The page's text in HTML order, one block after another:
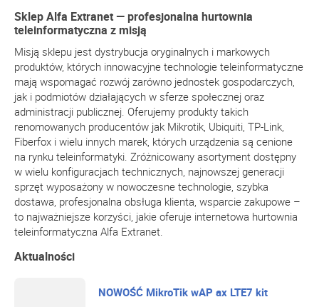
Sklep Alfa Extranet — profesjonalna hurtownia
teleinformatyczna z misją
Misją sklepu jest dystrybucja oryginalnych i markowych
produktów, których innowacyjne technologie teleinformatyczne
mają wspomagać rozwój zarówno jednostek gospodarczych,
jak i podmiotów działających w sferze społecznej oraz
administracji publicznej. Oferujemy produkty takich
renomowanych producentów jak Mikrotik, Ubiquiti, TP-Link,
Fiberfox i wielu innych marek, których urządzenia są cenione
na rynku teleinformatyki. Zróżnicowany asortyment dostępny
w wielu konfiguracjach technicznych, najnowszej generacji
sprzęt wyposażony w nowoczesne technologie, szybka
dostawa, profesjonalna obsługa klienta, wsparcie zakupowe –
to najważniejsze korzyści, jakie oferuje internetowa hurtownia
teleinformatyczna Alfa Extranet.
Aktualności
NOWOŚĆ MikroTik wAP ax LTE7 kit